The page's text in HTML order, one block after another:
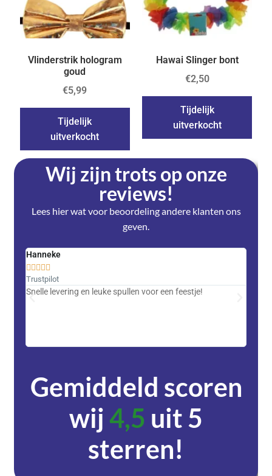
Vlinderstrik hologram
goud
€5,99
Tijdelijk
uitverkocht
Hawai Slinger bont
€2,50
Tijdelijk
uitverkocht
Wij zijn trots op onze
reviews!
Lees hier wat voor beoordeling andere klanten ons
geven.
Hanneke
    
Trustpilot
Snelle levering en leuke spullen voor een feestje!
Gemiddeld scoren
wij4,5 uit 5
sterren!